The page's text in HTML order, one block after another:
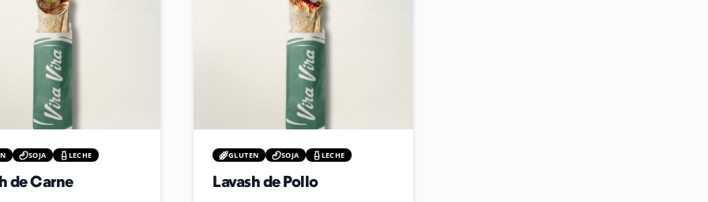
Madrid
y dinámicos de Madrid. Somos el restaurante turco y griego más querido del barrio, accesible desde la
SOJA LECHE
de Carne
GLUTEN SOJA LECHE
Lavash de Pollo